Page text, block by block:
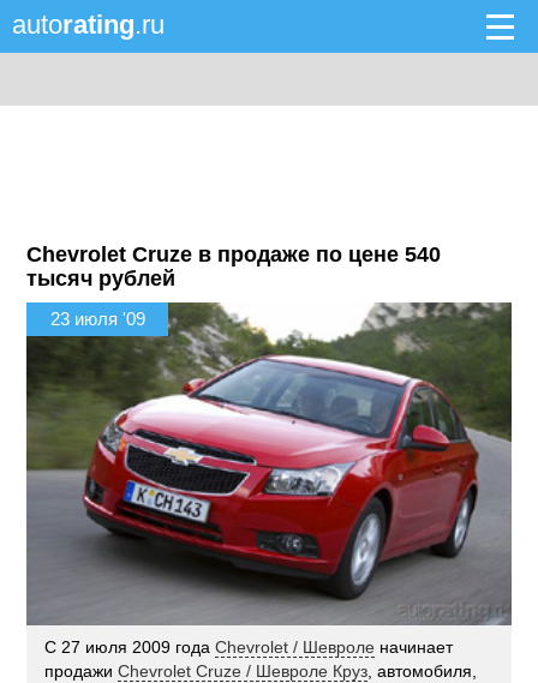
autorating.ru
Chevrolet Cruze в продаже по цене 540
тысяч рублей
23 июля '09
С 27 июля 2009 годаChevrolet / Шевроле начинает
продажиChevrolet Cruze / Шевроле Круз , автомобиля,